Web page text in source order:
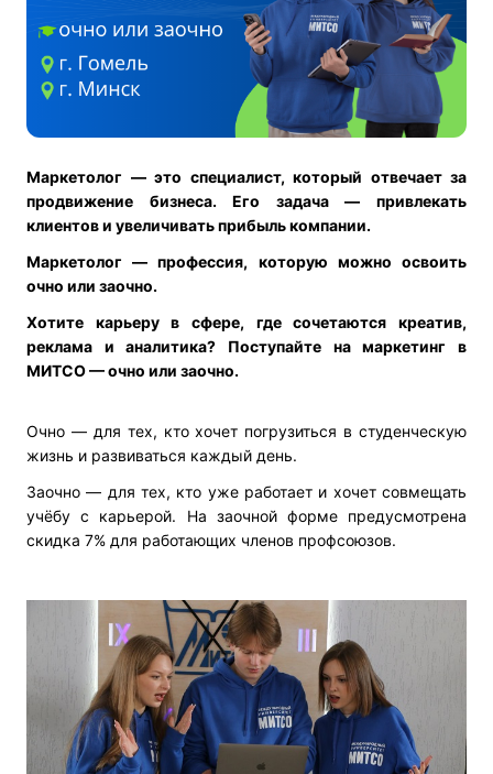
Маркетолог — это специалист, который отвечает за
продвижение бизнеса. Его задача — привлекать
клиентов и увеличивать прибыль компании.
Маркетолог — профессия, которую можно освоить
очно или заочно.
Хотите карьеру в сфере, где сочетаются креатив,
реклама и аналитика? Поступайте на маркетинг в
МИТСО — очно или заочно.
Очно — для тех, кто хочет погрузиться в студенческую
жизнь и развиваться каждый день.
Заочно — для тех, кто уже работает и хочет совмещать
учёбу с карьерой. На заочной форме предусмотрена
скидка 7% для работающих членов профсоюзов.